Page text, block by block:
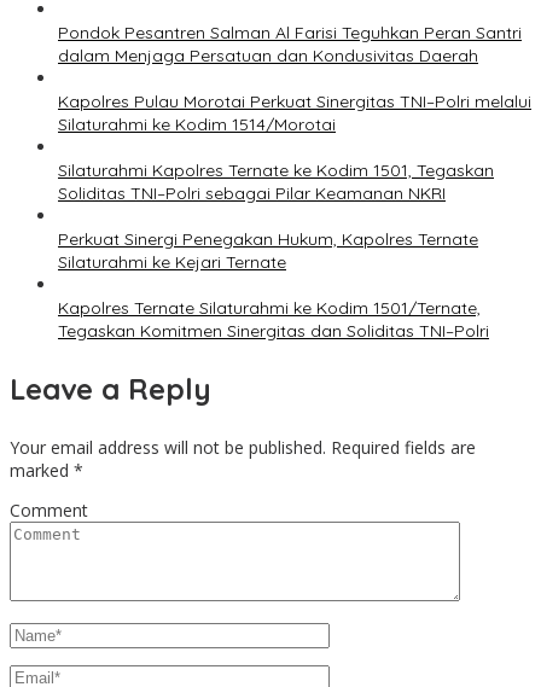
Pondok Pesantren Salman Al Farisi Teguhkan Peran Santri
dalam Menjaga Persatuan dan Kondusivitas Daerah
Kapolres Pulau Morotai Perkuat Sinergitas TNI–Polri melalui
Silaturahmi ke Kodim 1514/Morotai
Silaturahmi Kapolres Ternate ke Kodim 1501, Tegaskan
Soliditas TNI–Polri sebagai Pilar Keamanan NKRI
Perkuat Sinergi Penegakan Hukum, Kapolres Ternate
Silaturahmi ke Kejari Ternate
Kapolres Ternate Silaturahmi ke Kodim 1501/Ternate,
Tegaskan Komitmen Sinergitas dan Soliditas TNI–Polri
Leave a Reply
Your email address will not be published. Required fields are
marked *
Comment